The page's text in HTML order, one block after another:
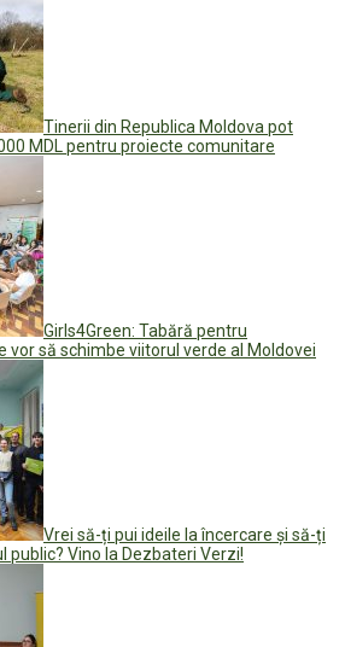
Tinerii din Republica Moldova pot
MDL pentru proiecte comunitare
Girls4Green: Tabără pentru
vor să schimbe viitorul verde al Moldovei
Vrei să-ți pui ideile la încercare și să-ți
public? Vino la Dezbateri Verzi!